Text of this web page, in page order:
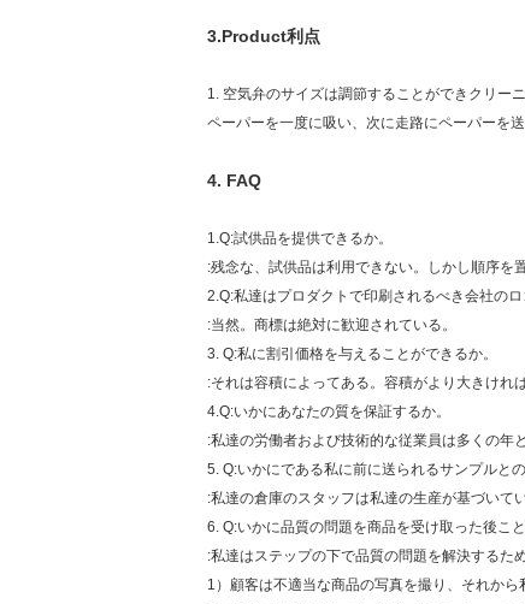
3.Product利点
1. 空気弁のサイズは調節することができクリー
ペーパーを一度に吸い、次に走路にペーパーを
4. FAQ
1.Q:試供品を提供できるか。
:残念な、試供品は利用できない。しかし順序を
2.Q:私達はプロダクトで印刷されるべき会社のロ
:当然。商標は絶対に歓迎されている。
3. Q:私に割引価格を与えることができるか。
:それは容積によってある。容積がより大きけれ
4.Q:いかにあなたの質を保証するか。
:私達の労働者および技術的な従業員は多くの年
5. Q:いかにである私に前に送られるサンプルと
:私達の倉庫のスタッフは私達の生産が基づいて
6. Q:いかに品質の問題を商品を受け取った後こ
:私達はステップの下で品質の問題を解決するた
1）顧客は不適当な商品の写真を撮り、それか